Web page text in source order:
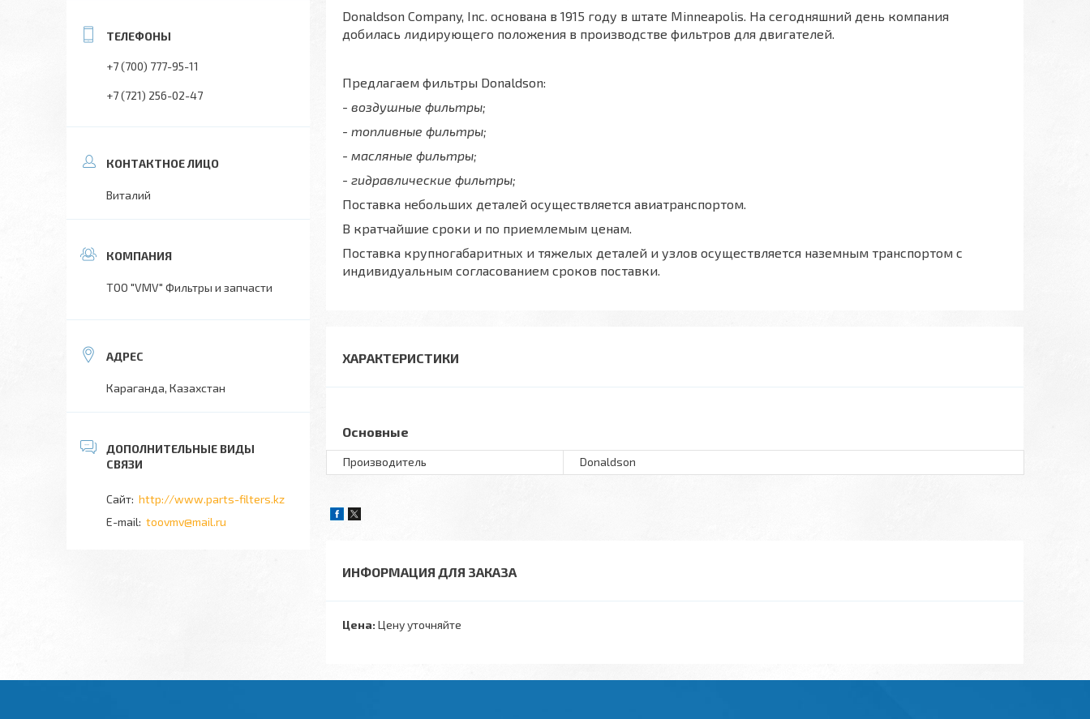
Donaldson Company, Inc. основана в 1915 году в штате Minneapolis. На сегодняшний день компания
добилась лидирующего положения в производстве фильтров для двигателей.
Предлагаем фильтры Donaldson:
- воздушные фильтры;
- топливные фильтры;
- масляные фильтры;
- гидравлические фильтры;
Поставка небольших деталей осуществляется авиатранспортом.
В кратчайшие сроки и по приемлемым ценам.
Поставка крупногабаритных и тяжелых деталей и узлов осуществляется наземным транспортом с
индивидуальным согласованием сроков поставки.
ХАРАКТЕРИСТИКИ
Основные
Производитель Donaldson
ИНФОРМАЦИЯ ДЛЯ ЗАКАЗА
Цена: Цену уточняйте
+7 (700) 777-95-11
+7 (721) 256-02-47
Виталий
ТОО "VMV" Фильтры и запчасти
Караганда, Казахстан
http://www.parts-filters.kz
toovmv@mail.ru